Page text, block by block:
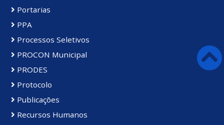
Portarias
PPA
Processos Seletivos
PROCON Municipal
PRODES
Protocolo
Publicações
Recursos Humanos